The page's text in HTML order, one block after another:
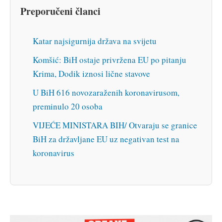
Preporučeni članci
Katar najsigurnija država na svijetu
Komšić: BiH ostaje privržena EU po pitanju
Krima, Dodik iznosi lične stavove
U BiH 616 novozaraženih koronavirusom,
preminulo 20 osoba
VIJEĆE MINISTARA BIH/ Otvaraju se granice
BiH za državljane EU uz negativan test na
koronavirus